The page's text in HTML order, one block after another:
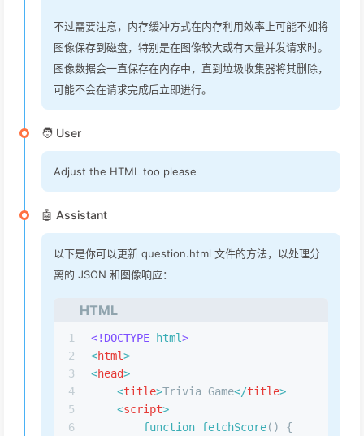
不过需要注意，内存缓冲方式在内存利用效率上可能不如将
图像保存到磁盘，特别是在图像较大或有大量并发请求时。
图像数据会一直保存在内存中，直到垃圾收集器将其删除，
可能不会在请求完成后立即进行。
🧑 User
Adjust the HTML too please
🤖 Assistant
以下是你可以更新 question.html 文件的方法，以处理分
离的 JSON 和图像响应：
HTML
1
2
3
4
5
6
<!DOCTYPE html>
<html>
<head>
<title>Trivia Game</title>
<script>
function fetchScore( ) {